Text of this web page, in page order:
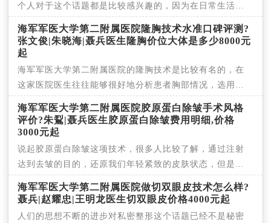
个人对于这个话题都是比较感兴趣的，因为在日常生活
海军军医大学第二附属医院隆胸技术水准口碑评测?
张文俊|朱晓海|聂兵医生隆胸价位大体是多少8000元
起
海军军医大学第二附属医院的隆胸技术是比较有名的，在
这家医院医生往往能够很好地分析患者胸部情况，选用适
海军军医大学第二附属医院胶原蛋白除皱手术风格
评价?朱鴷|聂兵医生胶原蛋白除皱费用明细,价格
3000元起
说起胶原蛋白除皱这项技术，很多人比较了解，通过注射
达到去皱的目的，还原我们年轻紧致的皮肤状态，但是选
海军军医大学第二附属医院做切双眼皮技术怎么样?
聂兵|赵耀忠|王明龙医生切双眼皮价格4000元起
人们的思想不断的进步对私密整形这个话题已经不是秘密